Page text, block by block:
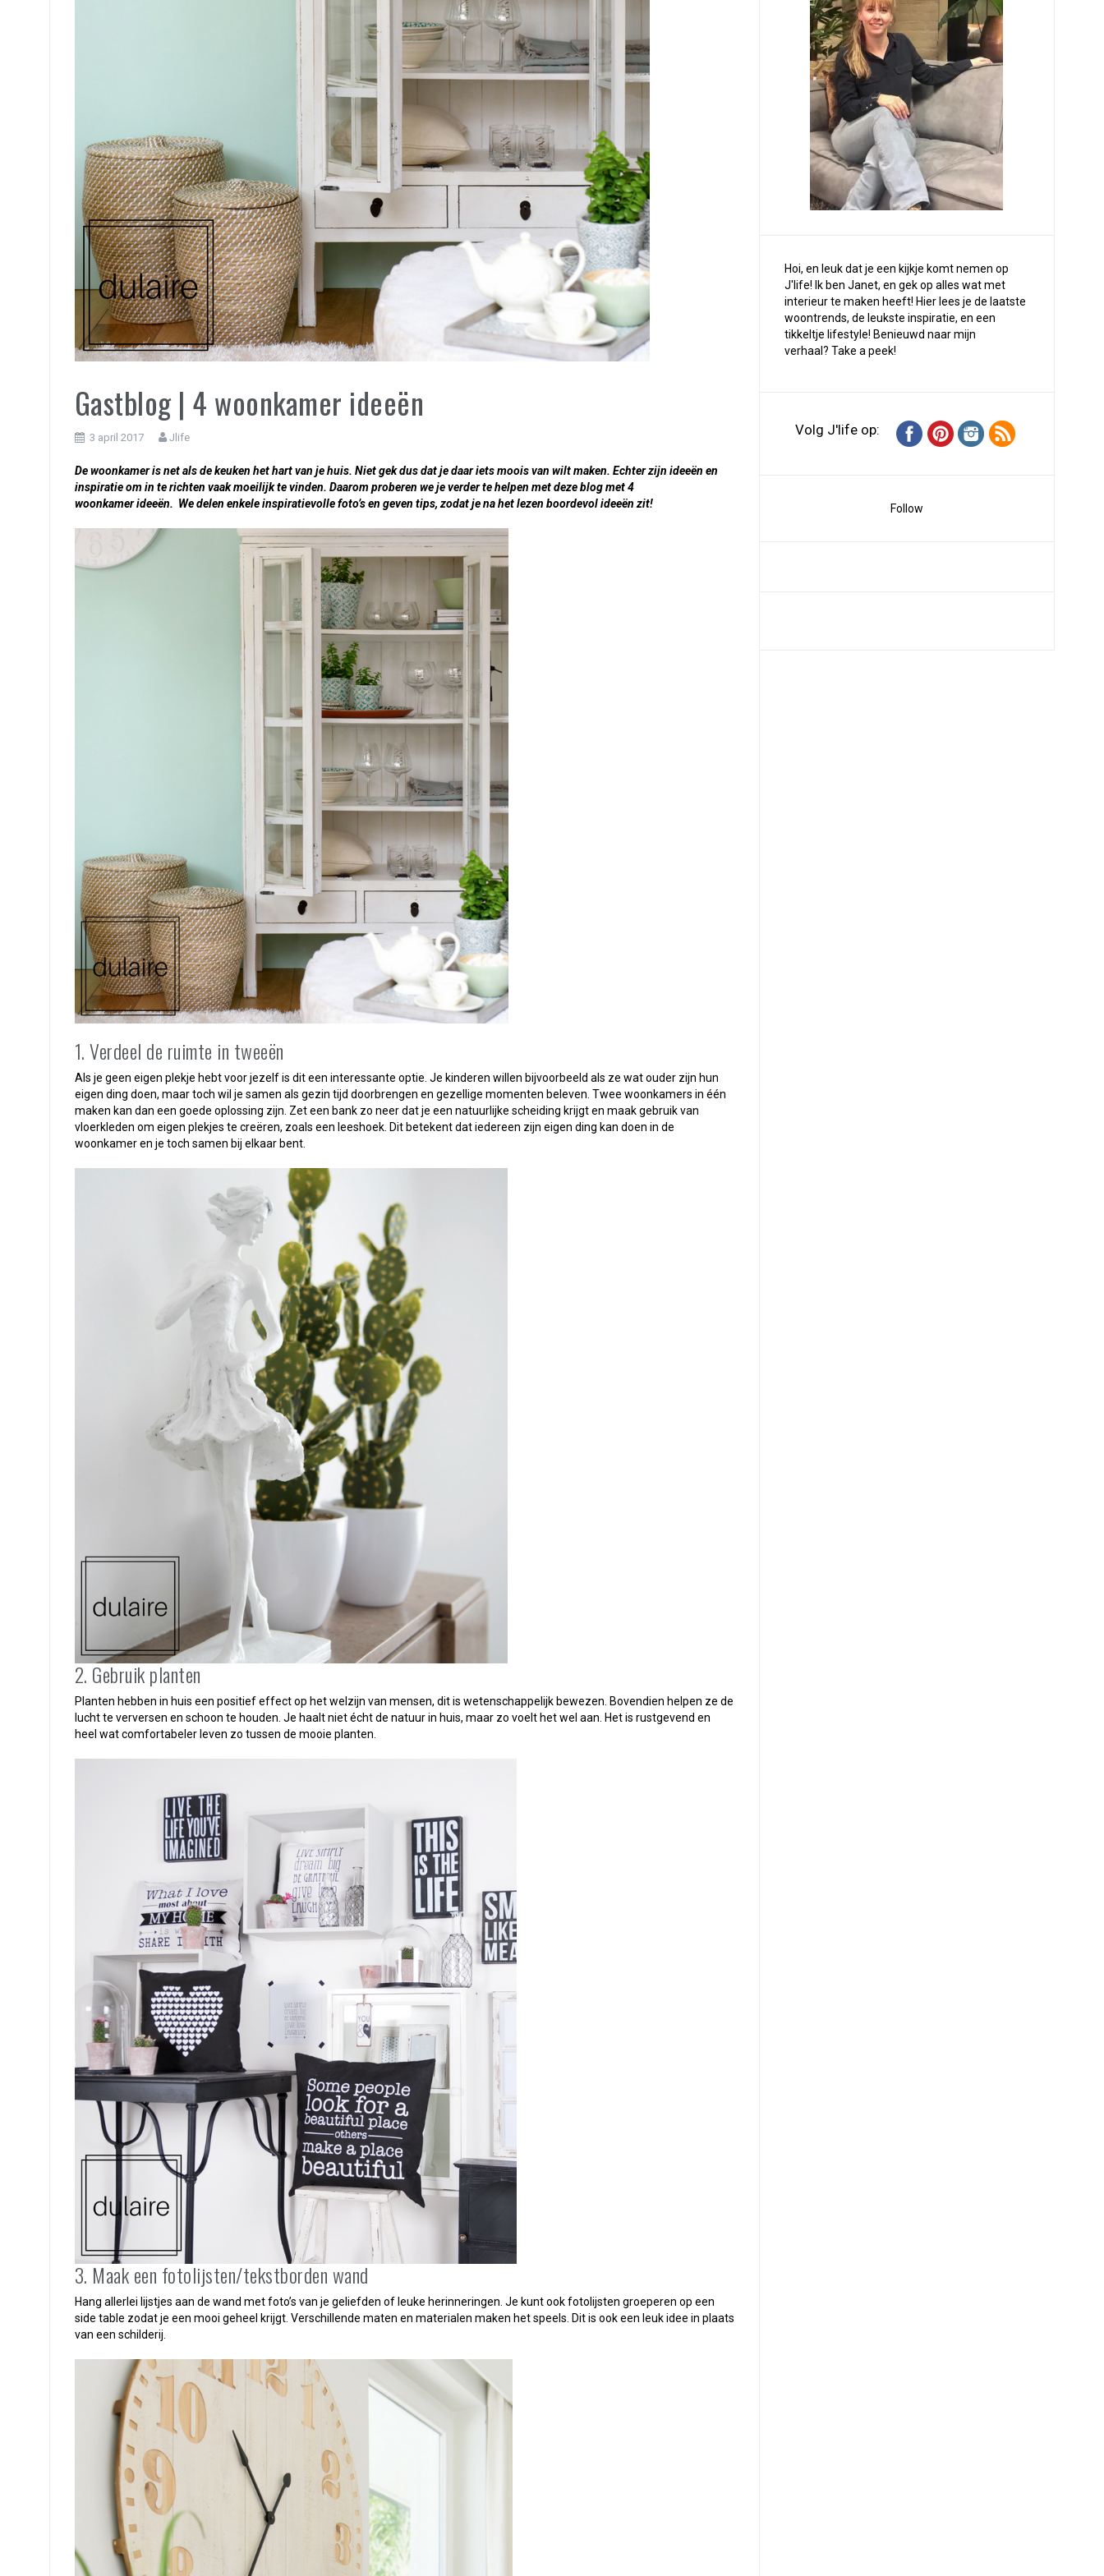
Gastblog | 4 woonkamer ideeën
3 april 2017 Jlife
De woonkamer is net als de keuken het hart van je huis. Niet gek dus dat je daar iets moois van wilt maken. Echter zijn ideeën en
inspiratie om in te richten vaak moeilijk te vinden. Daarom proberen we je verder te helpen met deze blog met 4
woonkamer ideeën. We delen enkele inspiratievolle foto’s en geven tips, zodat je na het lezen boordevol ideeën zit!
1. Verdeel de ruimte in tweeën
Als je geen eigen plekje hebt voor jezelf is dit een interessante optie. Je kinderen willen bijvoorbeeld als ze wat ouder zijn hun
eigen ding doen, maar toch wil je samen als gezin tijd doorbrengen en gezellige momenten beleven. Twee woonkamers in één
maken kan dan een goede oplossing zijn. Zet een bank zo neer dat je een natuurlijke scheiding krijgt en maak gebruik van
vloerkleden om eigen plekjes te creëren, zoals een leeshoek. Dit betekent dat iedereen zijn eigen ding kan doen in de
woonkamer en je toch samen bij elkaar bent.
2. Gebruik planten
Planten hebben in huis een positief effect op het welzijn van mensen, dit is wetenschappelijk bewezen. Bovendien helpen ze de
lucht te verversen en schoon te houden. Je haalt niet écht de natuur in huis, maar zo voelt het wel aan. Het is rustgevend en
heel wat comfortabeler leven zo tussen de mooie planten.
3. Maak een fotolijsten/tekstborden wand
Hang allerlei lijstjes aan de wand met foto’s van je geliefden of leuke herinneringen. Je kunt ook fotolijsten groeperen op een
side table zodat je een mooi geheel krijgt. Verschillende maten en materialen maken het speels. Dit is ook een leuk idee in plaats
van een schilderij.
Hoi, en leuk dat je een kijkje komt nemen op
J'life! Ik ben Janet, en gek op alles wat met
interieur te maken heeft! Hier lees je de laatste
woontrends, de leukste inspiratie, en een
tikkeltje lifestyle! Benieuwd naar mijn
verhaal? Take a peek!
Volg J'life op:
Follow